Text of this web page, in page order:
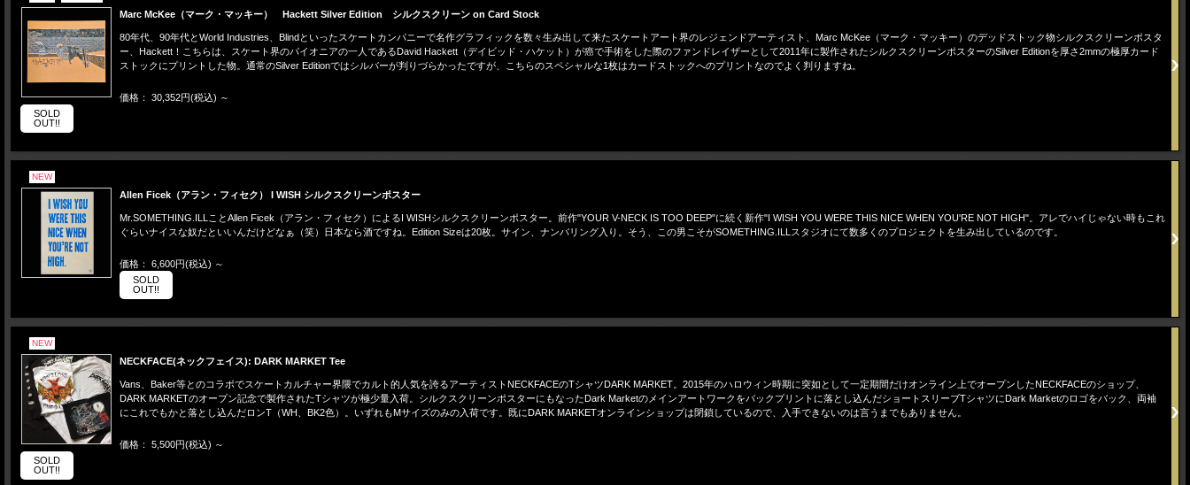
Marc McKee（マーク・マッキー） Hackett Silver Edition シルクスクリーン on Card Stock
80年代、90年代とWorld Industries、Blindといったスケートカンパニーで名作グラフィックを数々生み出して来たスケートアート界のレジェンドアーティスト、Marc McKee（マーク・マッキー）のデッドストック物シルクスクリーンポスタ
ー、Hackett！こちらは、スケート界のパイオニアの一人であるDavid Hackett（デイビッド・ハケット）が癌で手術をした際のファンドレイザーとして2011年に製作されたシルクスクリーンポスターのSilver Editionを厚さ2mmの極厚カード
ストックにプリントした物。通常のSilver Editionではシルバーが判りづらかったですが、こちらのスペシャルな1枚はカードストックへのプリントなのでよく判りますね。
価格： 30,352円(税込) ～
SOLD
OUT!!
NEW
Allen Ficek（アラン・フィセク） I WISH シルクスクリーンポスター
Mr.SOMETHING.ILLことAllen Ficek（アラン・フィセク）によるI WISHシルクスクリーンポスター。前作"YOUR V-NECK IS TOO DEEP"に続く新作"I WISH YOU WERE THIS NICE WHEN YOU'RE NOT HIGH"。アレでハイじゃない時もこれ
ぐらいナイスな奴だといいんだけどなぁ（笑）日本なら酒ですね。Edition Sizeは20枚。サイン、ナンバリング入り。そう、この男こそがSOMETHING.ILLスタジオにて数多くのプロジェクトを生み出しているのです。
価格： 6,600円(税込) ～
SOLD
OUT!!
NEW
NECKFACE(ネックフェイス): DARK MARKET Tee
Vans、Baker等とのコラボでスケートカルチャー界隈でカルト的人気を誇るアーティストNECKFACEのTシャツDARK MARKET。2015年のハロウィン時期に突如として一定期間だけオンライン上でオープンしたNECKFACEのショップ、
DARK MARKETのオープン記念で製作されたTシャツが極少量入荷。シルクスクリーンポスターにもなったDark Marketのメインアートワークをバックプリントに落とし込んだショートスリーブTシャツにDark Marketのロゴをバック、両袖
にこれでもかと落とし込んだロンT（WH、BK2色）。いずれもMサイズのみの入荷です。既にDARK MARKETオンラインショップは閉鎖しているので、入手できないのは言うまでもありません。
価格： 5,500円(税込) ～
SOLD
OUT!!